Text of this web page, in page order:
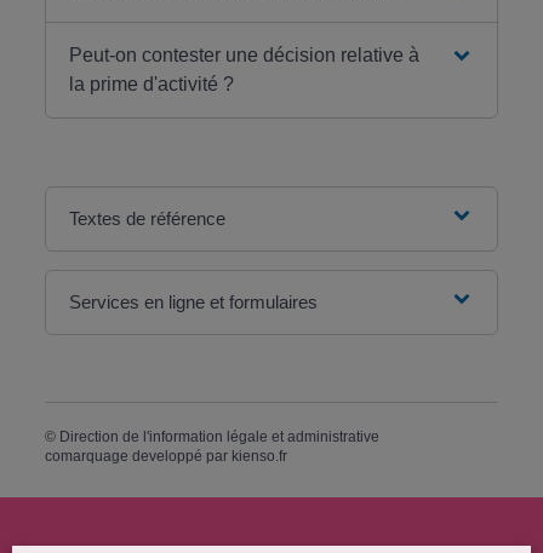
Peut-on contester une décision relative à
la prime d'activité ?
Textes de référence
Services en ligne et formulaires
© Direction de l'information légale et administrative
comarquage developpé par kienso.fr